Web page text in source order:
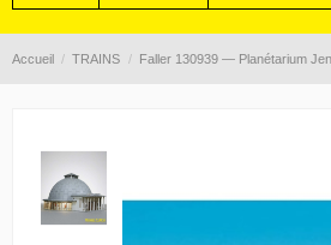
Accueil TRAINS Faller 130939 — Planétarium